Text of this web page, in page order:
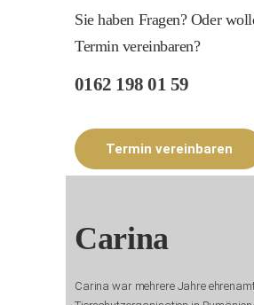
Sie haben Fragen? Oder
Termin vereinbaren?
0162 198 01 59
Termin vereinbaren
Carina
Carina war mehrere Jahre